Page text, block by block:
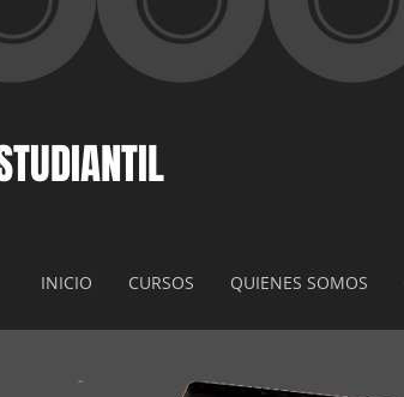
INICIO CURSOS QUIENES SOMOS